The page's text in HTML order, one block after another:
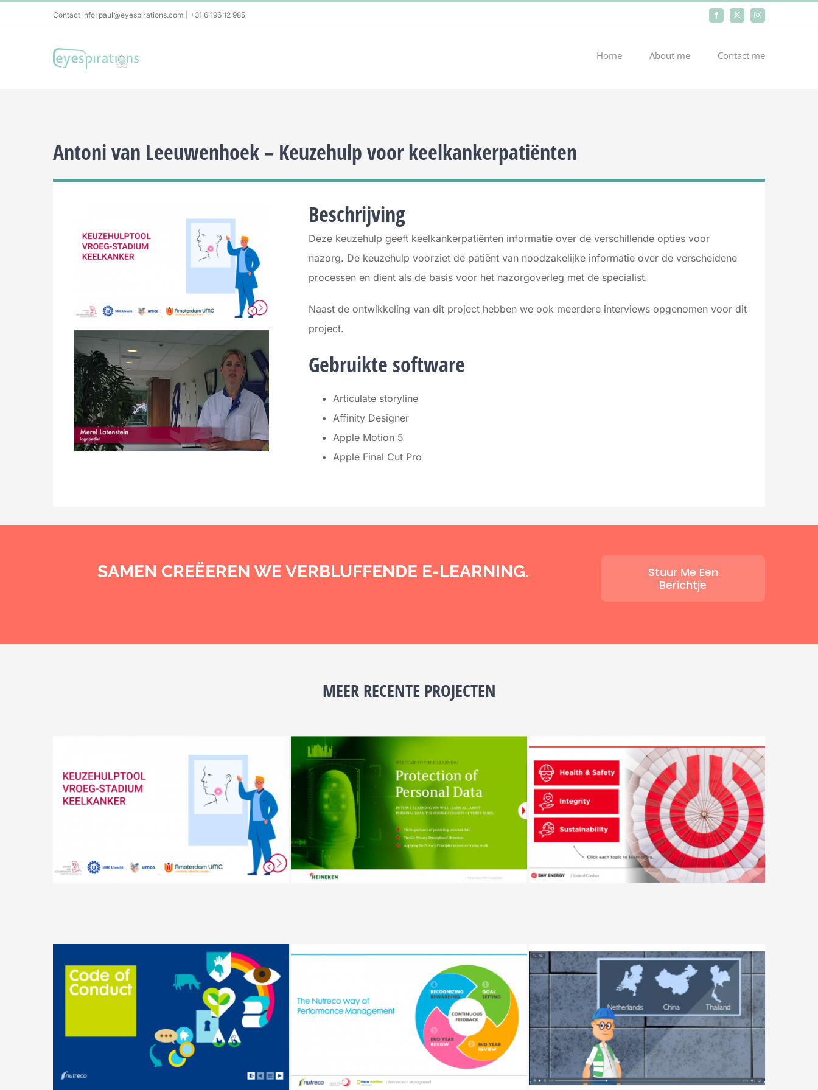
Contact info: paul@eyespirations.com | +31 6 196 12 985 Facebook
X Instagram
Home About me Contact me
Antoni van Leeuwenhoek – Keuzehulp voor keelkankerpatiënten
Beschrijving
Deze keuzehulp geeft keelkankerpatiënten informatie over de verschillende opties voor
nazorg. De keuzehulp voorziet de patiënt van noodzakelijke informatie over de verscheidene
processen en dient als de basis voor het nazorgoverleg met de specialist.
Naast de ontwikkeling van dit project hebben we ook meerdere interviews opgenomen voor dit
project.
Gebruikte software
Articulate storyline
Affinity Designer
Apple Motion 5
Apple Final Cut Pro
SAMEN CREËEREN WE VERBLUFFENDE E-LEARNING.
Stuur Me Een
Berichtje
MEER RECENTE PROJECTEN
Heineken – GDPR SHV Energy
Latest Projects Part 1
AvL
Latest Projects Part 1
Nutreco PM
Latest Projects Part 2
Colman-air
Latest Projects Part 2
Nutreco – CoC
Latest Projects Part 2